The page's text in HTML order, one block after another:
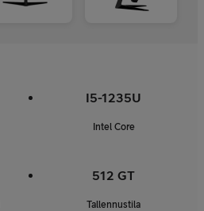
I5-1235U
Intel Core
512 GT
Tallennustila